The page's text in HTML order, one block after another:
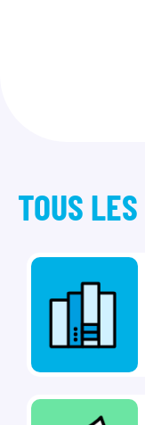
TOUS LES